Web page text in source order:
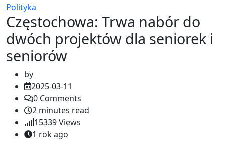
Polityka
Częstochowa: Trwa nabór do
dwóch projektów dla seniorek i
seniorów
by
2025-03-11
0 Comments
2 minutes read
15339Views
1 rok ago